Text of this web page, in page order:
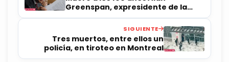
Greenspan, expresidente de la
Reserva Federal
SIGUIENTE
Tres muertos, entre ellos un
policía, en tiroteo en Montreal